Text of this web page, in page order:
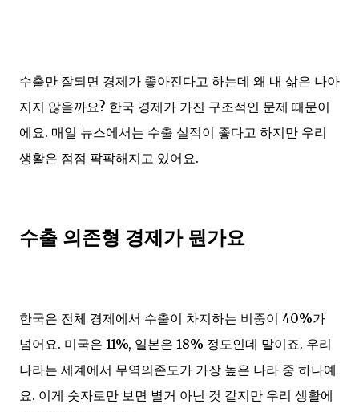
수출만 잘되면 경제가 좋아진다고 하는데 왜 내 삶은 나아
지지 않을까요? 한국 경제가 가진 구조적인 문제 때문이
에요. 매일 뉴스에서는 수출 실적이 좋다고 하지만 우리
생활은 점점 팍팍해지고 있어요.
수출 의존형 경제가 뭔가요
한국은 전체 경제에서 수출이 차지하는 비중이 40%가
넘어요. 미국은 11%, 일본은 18% 정도인데 말이죠. 우리
나라는 세계에서 무역의존도가 가장 높은 나라 중 하나예
요. 이게 숫자로만 보면 별거 아닌 것 같지만 우리 생활에